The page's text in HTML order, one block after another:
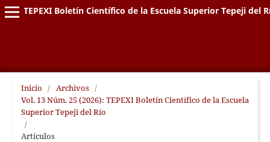
TEPEXI Boletín Científico de la Escuela Superior Tepeji del
Inicio / Archivos /
Vol. 13 Núm. 25 (2026): TEPEXI Boletín Científico de la Escuela
Superior Tepeji del Río
/
Artículos